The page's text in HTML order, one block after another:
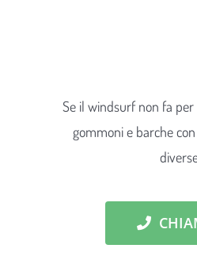
Se il windsurf non fa per
gommoni e barche